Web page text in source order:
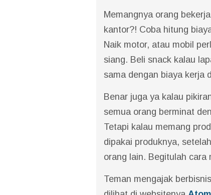
Memangnya orang
kantor?! Coba hitung
Naik motor, atau mobil
siang. Beli snack kalau
sama dengan biaya kerja
Benar juga ya kalau
semua orang berminat
Tetapi kalau memang
dipakai produknya,
orang lain. Begitulah cara
Teman mengajak